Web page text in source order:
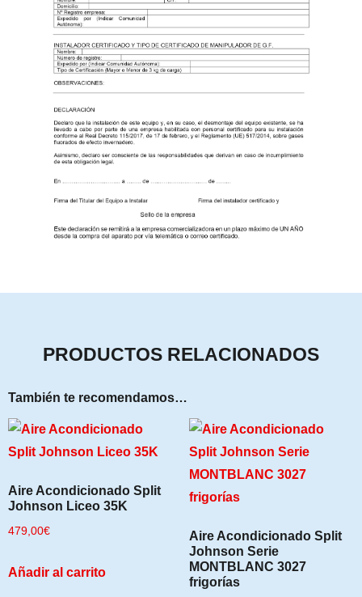
PRODUCTOS RELACIONADOS
También te recomendamos…
Aire Acondicionado Split
Johnson Liceo 35K
479,00€
Añadir al carrito
Aire Acondicionado Split
Johnson Serie
MONTBLANC 3027
frigorías